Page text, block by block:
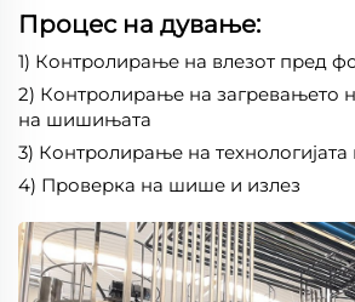
Процес на дување:
1) Контролирање на влезот пред
2) Контролирање на загревањето
на шишињата
3) Контролирање на
4) Проверка на шише и излез